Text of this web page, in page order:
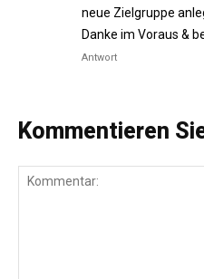
neue Zielgruppe
Danke im Voraus &
Antwort
Kommentieren